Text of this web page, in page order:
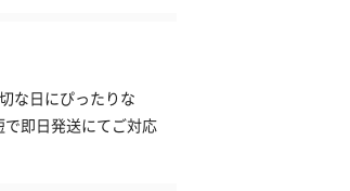
な日にぴったりな
で即日発送にてご対応